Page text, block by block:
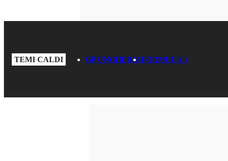
TEMI CALDI GP UNGHERIAFORMULA 1